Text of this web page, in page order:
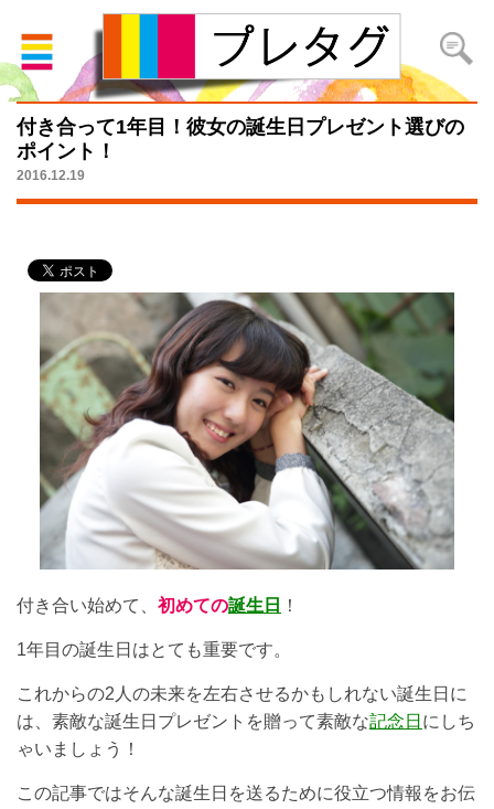
付き合って1年目！彼女の誕生日プレゼント選びの
ポイント！
2016.12.19
付き合い始めて、 初めての誕生日 ！
1年目の誕生日はとても重要です。
これからの2人の未来を左右させるかもしれない誕生日に
は、素敵な誕生日プレゼントを贈って素敵な記念日 にしち
ゃいましょう！
この記事ではそんな誕生日を送るために役立つ情報をお伝